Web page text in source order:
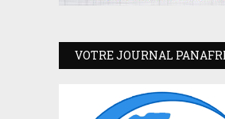
VOTRE JOURNAL